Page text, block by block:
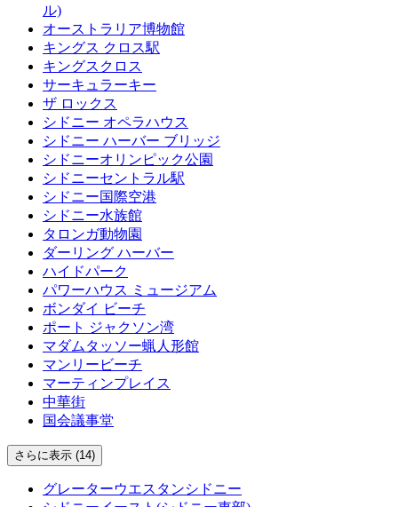
ル)
オーストラリア博物館
キングス クロス駅
キングスクロス
サーキュラーキー
ザ ロックス
シドニー オペラハウス
シドニー ハーバー ブリッジ
シドニーオリンピック公園
シドニーセントラル駅
シドニー国際空港
シドニー水族館
タロンガ動物園
ダーリング ハーバー
ハイドパーク
パワーハウス ミュージアム
ボンダイ ビーチ
ポート ジャクソン湾
マダムタッソー蝋人形館
マンリービーチ
マーティンプレイス
中華街
国会議事堂
さらに表示 (14)
グレーターウエスタンシドニー